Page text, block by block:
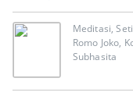
Meditasi,
Romo Joko,
Subhasita